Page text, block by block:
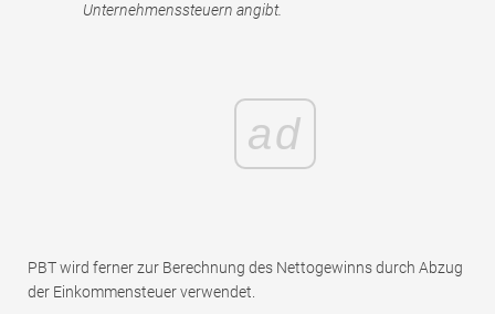
Unternehmenssteuern angibt.
ad
PBT wird ferner zur Berechnung des Nettogewinns durch Abzug
der Einkommensteuer verwendet.